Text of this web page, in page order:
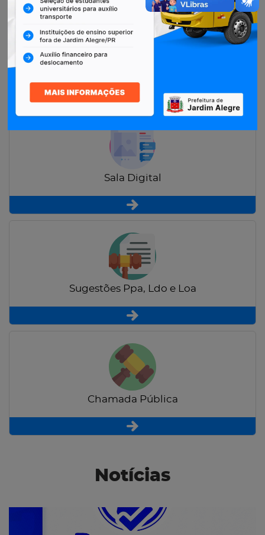
Restituição de Contribuintes
Sala Digital
Sugestões Ppa, Ldo e Loa
Chamada Pública
Notícias